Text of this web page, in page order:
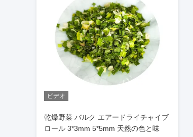
ビデオ
乾燥野菜 バルク エアードライチャイブ
ロール 3*3mm 5*5mm 天然の色と味